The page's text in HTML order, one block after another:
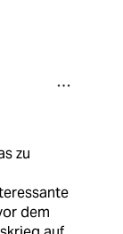
zu
dem